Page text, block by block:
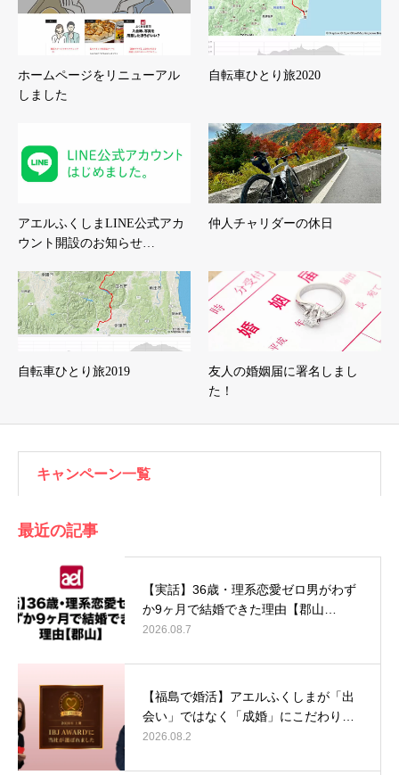
ホームページをリニューアル
しました
自転車ひとり旅2020
アエルふくしまLINE公式アカ
ウント開設のお知らせ…
仲人チャリダーの休日
自転車ひとり旅2019
友人の婚姻届に署名しまし
た！
キャンペーン一覧
最近の記事
【実話】36歳・理系恋愛ゼロ男がわず
か9ヶ月で結婚できた理由【郡山…
2026.08.7
【福島で婚活】アエルふくしまが「出
会い」ではなく「成婚」にこだわり…
2026.08.2